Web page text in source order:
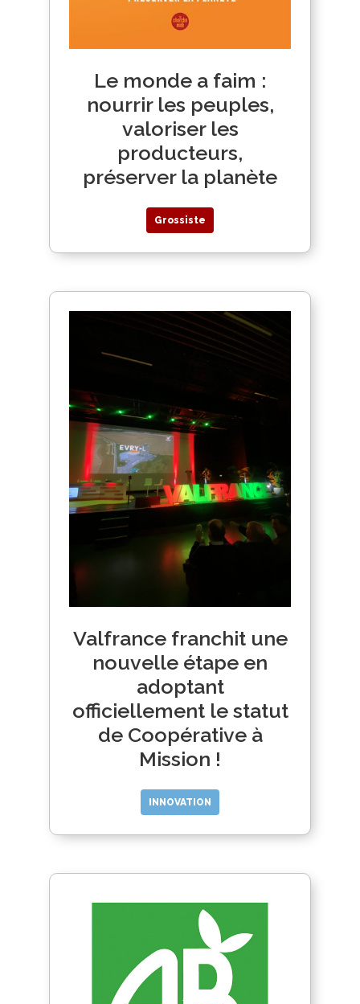
Le monde a faim :
nourrir les peuples,
valoriser les
producteurs,
préserver la planète
Grossiste
Valfrance franchit une
nouvelle étape en
adoptant
officiellement le statut
de Coopérative à
Mission !
INNOVATION